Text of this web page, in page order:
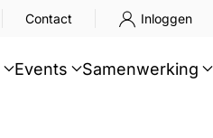
Contact Inloggen
Events Samenwerking